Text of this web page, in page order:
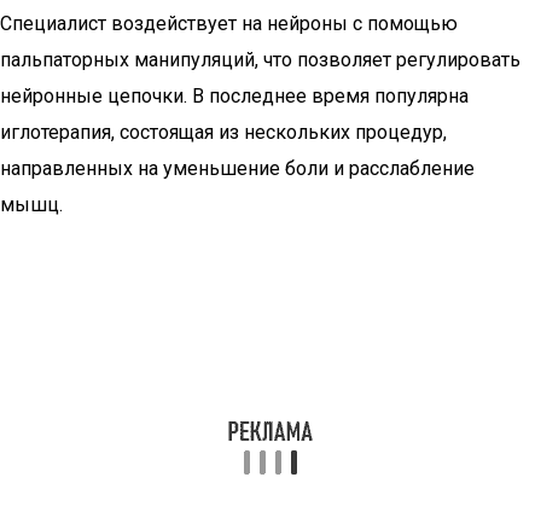
Специалист воздействует на нейроны с помощью
пальпаторных манипуляций, что позволяет регулировать
нейронные цепочки. В последнее время популярна
иглотерапия, состоящая из нескольких процедур,
направленных на уменьшение боли и расслабление
мышц.